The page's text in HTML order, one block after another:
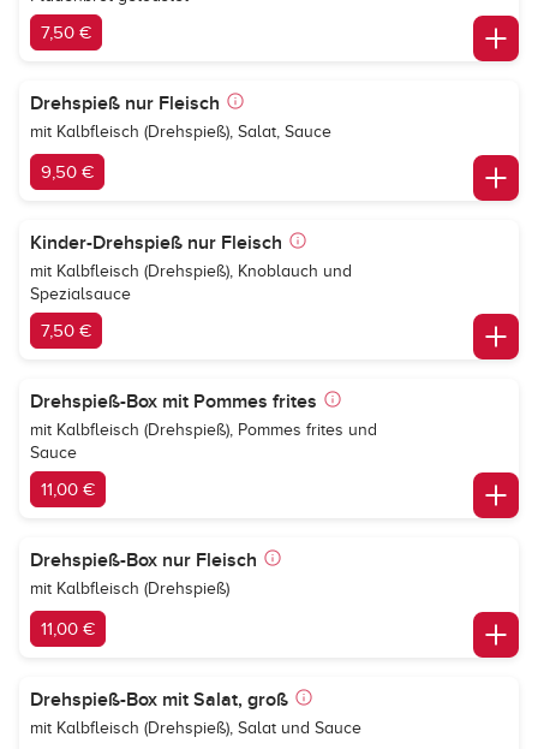
7,50 €
Drehspieß nur Fleisch
mit Kalbfleisch (Drehspieß), Salat, Sauce
9,50 €
Kinder-Drehspieß nur Fleisch
mit Kalbfleisch (Drehspieß), Knoblauch und
Spezialsauce
7,50 €
Drehspieß-Box mit Pommes frites
mit Kalbfleisch (Drehspieß), Pommes frites und
Sauce
11,00 €
Drehspieß-Box nur Fleisch
mit Kalbfleisch (Drehspieß)
11,00 €
Drehspieß-Box mit Salat, groß
mit Kalbfleisch (Drehspieß), Salat und Sauce